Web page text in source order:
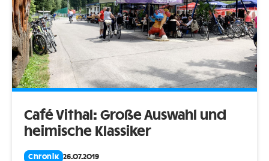
Café Vithal: Große Auswahl und
heimische Klassiker
Chronik 26.07.2019